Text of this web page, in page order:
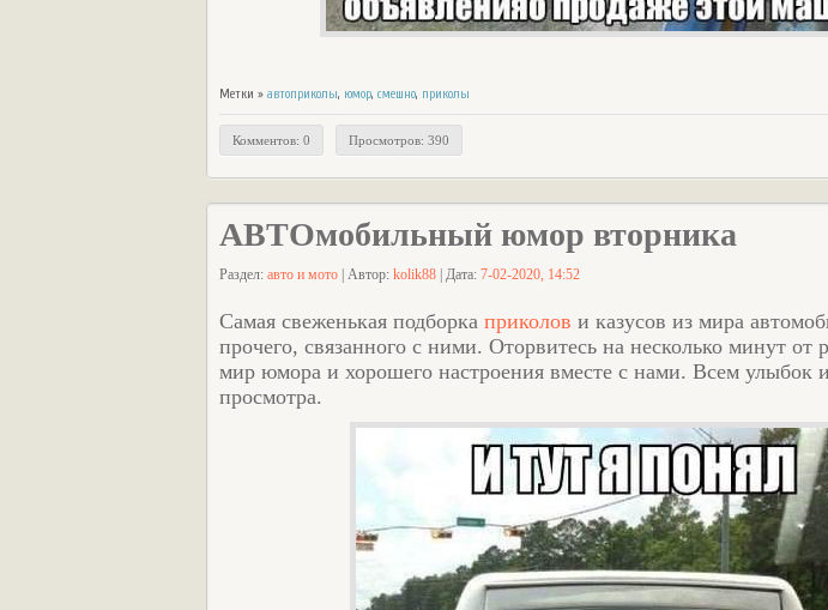
Метки » автоприколы, юмор, смешно, приколы
Комментов: 0 Просмотров: 390
АВТОмобильный юмор вторника
Раздел: авто и мото | Автор: kolik88 | Дата: 7-02-2020, 14:52
Самая свеженькая подборка приколов и казусов из мира
прочего, связанного с ними. Оторвитесь на несколько минут от
мир юмора и хорошего настроения вместе с нами. Всем улыбок
просмотра.